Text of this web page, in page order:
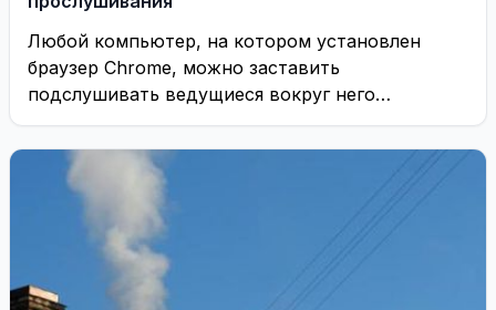
Любой компьютер, на котором установлен
браузер Chrome, можно заставить
подслушивать ведущиеся вокруг него
разговоры. ...